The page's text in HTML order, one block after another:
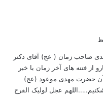
صاحب زمان ( عج) آقای دکتر
از فتنه های آخر زمان با خبر
آن حضرت مهدی موعود (عج)
عجل لولیک الفرج